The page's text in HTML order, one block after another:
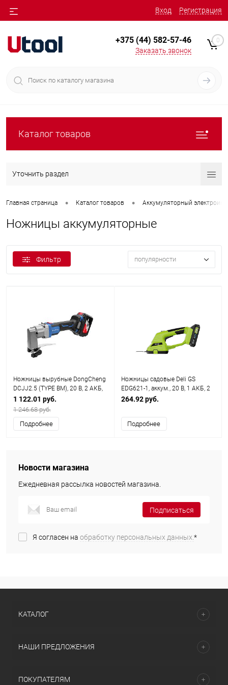
Вход Регистрация
+375 (44) 582-57-46
Заказать звонок
0
Каталог товаров
Уточнить раздел
Главная страница • Каталог товаров • Аккумуляторный
Ножницы аккумуляторные
Фильтр популярности
Ножницы вырубные DongCheng
DCJJ2.5 (TYPE BM), 20 В, 2 АКБ,
4 Ач, З/У 2 А
1 122.01 руб.
1 246.68 руб.
Подробнее
Ножницы садовые Deli GS
EDG621-1, аккум., 20 В, 1 АКБ, 2
Ач, 1200 об/мин
264.92 руб.
Подробнее
Новости магазина
Ежедневная рассылка новостей магазина.
Подписаться
Я согласен на обработку персональных данных.*
КАТАЛОГ
НАШИ ПРЕДЛОЖЕНИЯ
ПОКУПАТЕЛЯМ